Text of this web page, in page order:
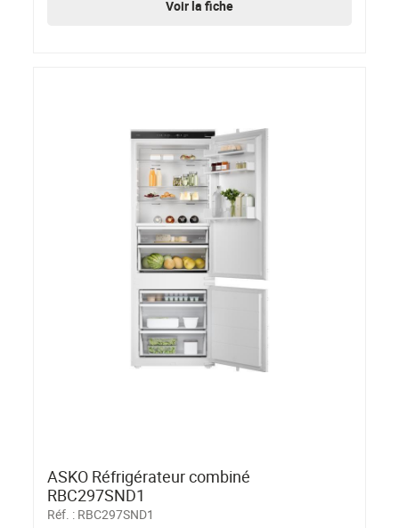
Voir la fiche
ASKO Réfrigérateur combiné
RBC297SND1
Réf. : RBC297SND1